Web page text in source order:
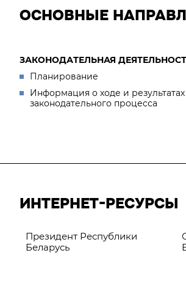
ОСНОВНЫЕ
ЗАКОНОДАТЕЛЬНАЯ
Планирование
Информация о ходе и результатах
законодательного процесса
ИНТЕРНЕТ-РЕСУРСЫ
Президент Республики
Беларусь